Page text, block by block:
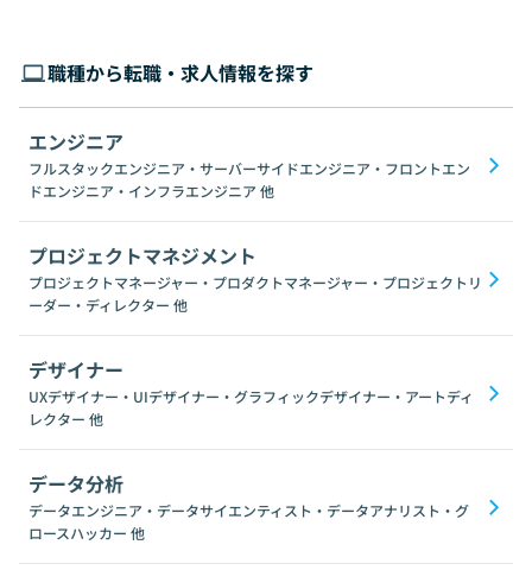
職種から転職・求人情報を探す
エンジニア
フルスタックエンジニア・サーバーサイドエンジニア・フロントエン
ドエンジニア・インフラエンジニア 他
プロジェクトマネジメント
プロジェクトマネージャー・プロダクトマネージャー・プロジェクトリ
ーダー・ディレクター 他
デザイナー
UXデザイナー・UIデザイナー・グラフィックデザイナー・アートディ
レクター 他
データ分析
データエンジニア・データサイエンティスト・データアナリスト・グ
ロースハッカー 他